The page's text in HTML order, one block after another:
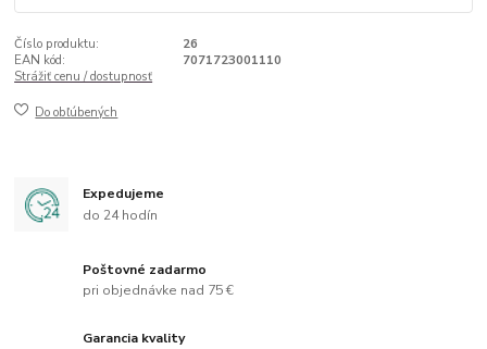
Číslo produktu:
26
EAN kód:
7071723001110
Strážiť cenu / dostupnosť
Do obľúbených
Expedujeme
do 24 hodín
Poštovné zadarmo
pri objednávke nad 75 €
Garancia kvality